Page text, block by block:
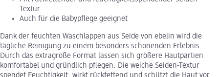
Textur
Auch für die Babypflege geeignet
Dank der feuchten Waschlappen aus Seide von ebelin wird die
tägliche Reinigung zu einem besonders schonenden Erlebnis.
Durch das extragroße Format lassen sich größere Hautpartien
komfortabel und gründlich pflegen. Die weiche Seiden-Textur